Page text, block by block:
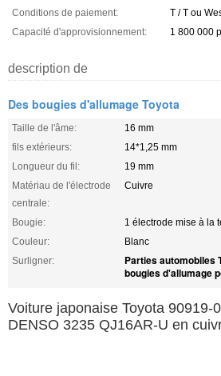
Conditions de paiement:
T / T ou
Capacité d'approvisionnement:
1 800 000
description de
Des bougies d'allumage Toyota
Taille de l'âme:
16 mm
fils extérieurs:
14*1,25 mm
Longueur du fil:
19 mm
Matériau de l'électrode
centrale:
Cuivre
Bougie:
1 électrode mise à la
Couleur:
Blanc
Surligner:
Parties automobiles
bougies d'allumage
Voiture japonaise Toyota 90919-
DENSO 3235 QJ16AR-U en